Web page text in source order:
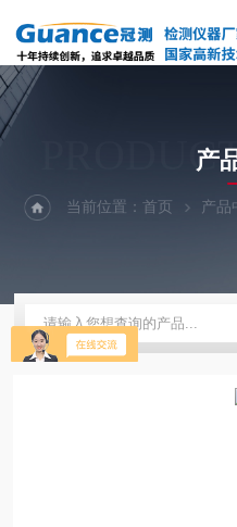
产
当前位置：首页 产品